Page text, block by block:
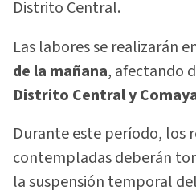
Distrito Central.
Las labores se realizarán
de la mañana, afectando
Distrito Central y
Durante este período, los
contempladas deberán
la suspensión temporal